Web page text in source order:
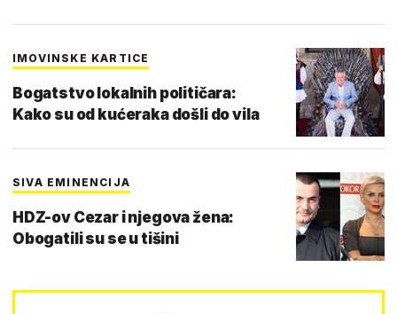
IMOVINSKE KARTICE
Bogatstvo lokalnih političara:
Kako su od kućeraka došli do vila
SIVA EMINENCIJA
HDZ-ov Cezar i njegova žena:
Obogatili su se u tišini